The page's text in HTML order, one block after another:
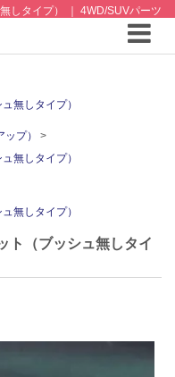
しタイプ） ｜ 4WD/SUVパーツ
ム パーツと12vクーラーから 車
玉
無しタイプ）
プ）
無しタイプ）
無しタイプ）
ト（ブッシュ無しタイ